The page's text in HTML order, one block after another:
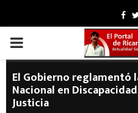
PRIMARY
MENU
El Gobierno reglamentó
Nacional en
Justicia